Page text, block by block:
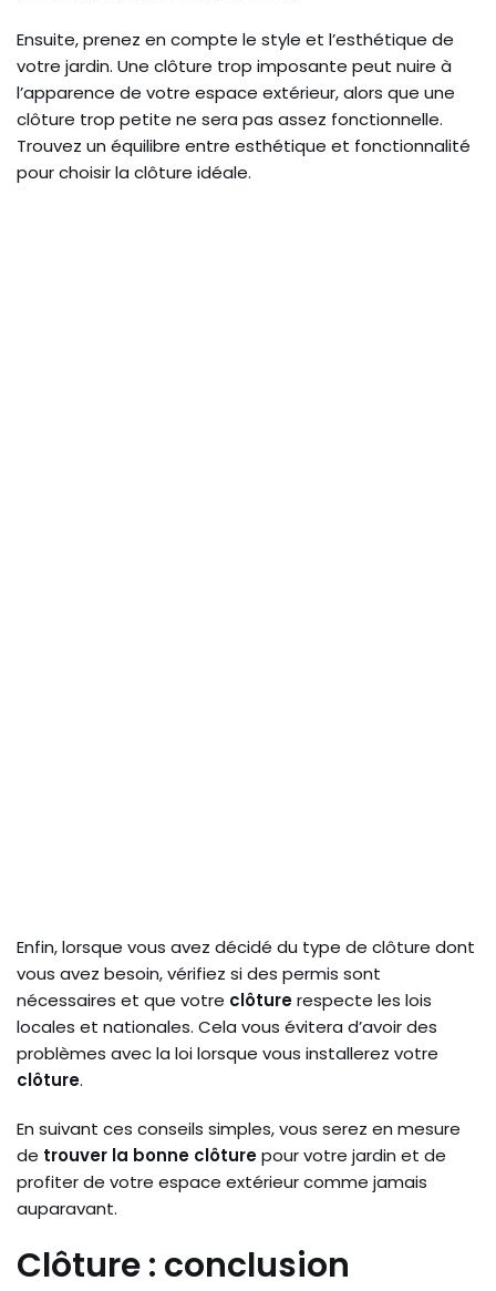
Ensuite, prenez en compte le style et l’esthétique de
votre jardin. Une clôture trop imposante peut nuire à
l’apparence de votre espace extérieur, alors que une
clôture trop petite ne sera pas assez fonctionnelle.
Trouvez un équilibre entre esthétique et fonctionnalité
pour choisir la clôture idéale.
Enfin, lorsque vous avez décidé du type de clôture dont
vous avez besoin, vérifiez si des permis sont
nécessaires et que votre clôturerespecte les lois
locales et nationales. Cela vous évitera d’avoir des
problèmes avec la loi lorsque vous installerez votre
clôture.
En suivant ces conseils simples, vous serez en mesure
de trouver la bonne clôturepour votre jardin et de
profiter de votre espace extérieur comme jamais
auparavant.
Clôture : conclusion